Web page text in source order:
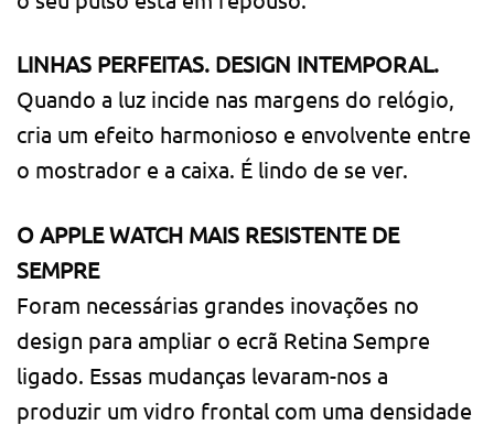
LINHAS PERFEITAS. DESIGN INTEMPORAL.
Quando a luz incide nas margens do relógio,
cria um efeito harmonioso e envolvente entre
o mostrador e a caixa. É lindo de se ver.
O APPLE WATCH MAIS RESISTENTE DE
SEMPRE
Foram necessárias grandes inovações no
design para ampliar o ecrã Retina Sempre
ligado. Essas mudanças levaram-nos a
produzir um vidro frontal com uma densidade